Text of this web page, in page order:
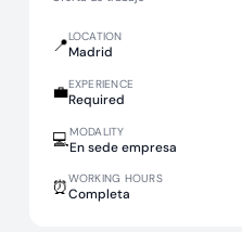
📍LOCATION
Madrid
💼EXPERIENCE
Required
💻MODALITY
En sede empresa
⏰WORKING HOURS
Completa